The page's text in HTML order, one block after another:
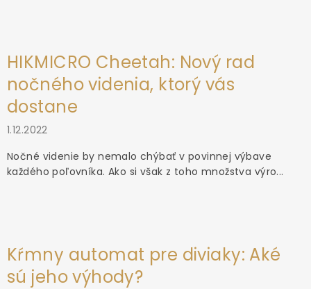
HIKMICRO Cheetah: Nový rad
nočného videnia, ktorý vás
dostane
1.12.2022
Nočné videnie by nemalo chýbať v povinnej výbave
každého poľovníka. Ako si však z toho množstva výro...
Kŕmny automat pre diviaky: Aké
sú jeho výhody?